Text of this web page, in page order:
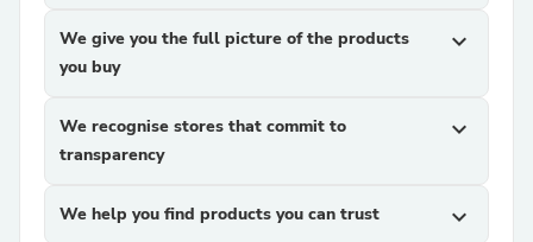
We give you the full picture of the products
you buy
expand_more
We recognise stores that commit to
transparency
expand_more
We help you find products you can trust expand_more